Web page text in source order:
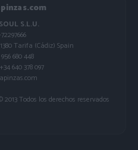
S.L.U.
Tarifa (Cádiz) Spain
680 448
640 378 097
Todos los derechos reservados